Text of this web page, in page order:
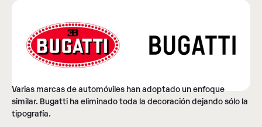
Varias marcas de automóviles han adoptado un enfoque
similar. Bugatti ha eliminado toda la decoración dejando sólo la
tipografía.